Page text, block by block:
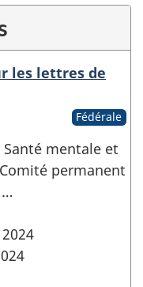
les lettres de
Fédérale
mentale et
permanent
…